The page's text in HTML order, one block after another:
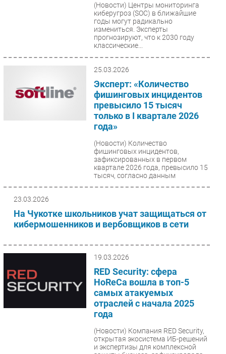
(Новости) Центры мониторинга
киберугроз (SOC) в ближайшие
годы могут радикально
измениться. Эксперты
прогнозируют, что к 2030 году
классические...
25.03.2026
Эксперт: «Количество
фишинговых инцидентов
превысило 15 тысяч
только в I квартале 2026
года»
(Новости) Количество
фишинговых инцидентов,
зафиксированных в первом
квартале 2026 года, превысило 15
тысяч, согласно данным
23.03.2026
На Чукотке школьников учат защищаться от
кибермошенников и вербовщиков в сети
19.03.2026
RED Security: сфера
HoReCa вошла в топ-5
самых атакуемых
отраслей с начала 2025
года
(Новости) Компания RED Security,
открытая экосистема ИБ-решений
и экспертизы для комплексной